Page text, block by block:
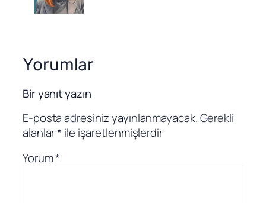
Yorumlar
Bir yanıt yazın
E-posta adresiniz yayınlanmayacak.Gerekli
alanlar* ile işaretlenmişlerdir
Yorum*